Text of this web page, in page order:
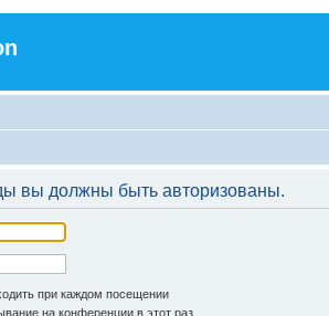
вы должны быть авторизованы.
при каждом посещении
на конференции в этот раз